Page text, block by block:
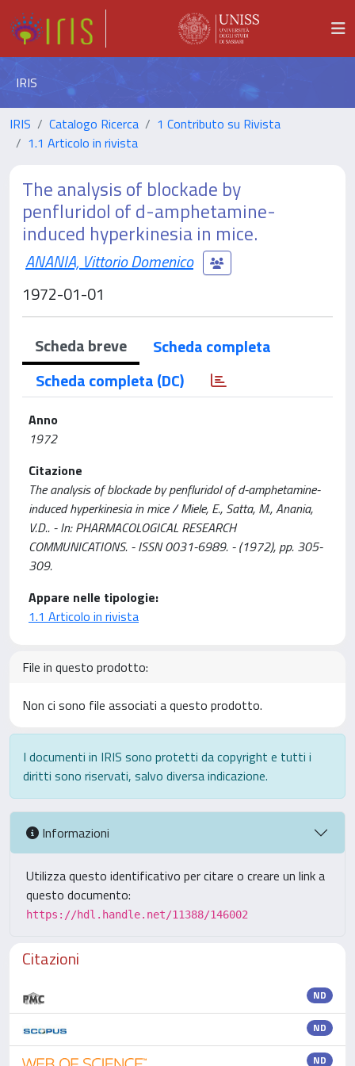
IRIS
IRIS Catalogo Ricerca
1 Contributo su Rivista
1.1 Articolo in rivista
The analysis of blockade by
penfluridol of d-amphetamine-
induced hyperkinesia in mice.
ANANIA, Vittorio Domenico
1972-01-01
Scheda breve
Scheda completa
Scheda completa (DC)
Anno
1972
Citazione
The analysis of blockade by penfluridol of d-amphetamine-
induced hyperkinesia in mice / Miele, E., Satta, M., Anania,
V.D.. - In: PHARMACOLOGICAL RESEARCH
COMMUNICATIONS. - ISSN 0031-6989. - (1972), pp. 305-
309.
Appare nelle tipologie:
1.1 Articolo in rivista
File in questo prodotto:
Non ci sono file associati a questo prodotto.
I documenti in IRIS sono protetti da copyright e tutti i
diritti sono riservati, salvo diversa indicazione.
Informazioni
Utilizza questo identificativo per citare o creare un link a
questo documento:
https://hdl.handle.net/11388/146002
Citazioni
ND
ND
ND